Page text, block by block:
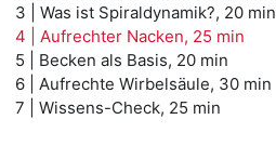
3 | Was ist Spiraldynamik?, 20 min
4 | Aufrechter Nacken, 25 min
5 | Becken als Basis, 20 min
6 | Aufrechte Wirbelsäule, 30 min
7 | Wissens-Check, 25 min